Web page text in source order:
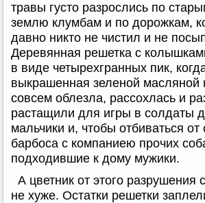
травы густо разрослись по
землю клумбам и по дорожкам,
давно никто не чистил и не
Деревянная решетка с
в виде четырехгранных пик,
выкрашенная зеленой масляной
совсем облезла, рассохлась и
растащили для игры в солдаты
мальчики и, чтобы отбиваться от
барбоса с компаниею прочих
подходившие к дому мужики.
А цветник от этого разрушения
не хуже. Остатки решетки